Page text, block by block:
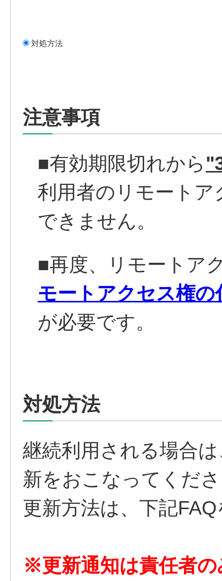
対処方法
注意事項
■有効期限切れから
利用者のリモート
できません。
■再度、リモートア
モートアクセス権の
が必要です。
対処方法
継続利用される場合
新をおこなってくだ
更新方法は、下記
※更新通知は責任者